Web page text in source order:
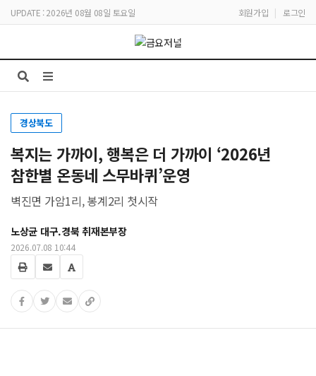
UPDATE : 2026년 08월 08일 토요일 회원가입 | 로그인
경상북도
복지는 가까이, 행복은 더 가까이 ‘2026년
참한별 온동네 스무바퀴’운영
벽진면 가암1리, 봉계2리 첫시작
노상균 대구.경북 취재본부장
2026.07.08 10:44